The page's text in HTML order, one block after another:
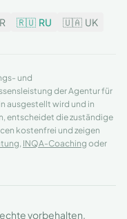
🇷🇺 RU 🇺🇦 UK
und
der Agentur für
ausgestellt wird und in
entscheidet die zuständige
kostenfrei und zeigen
, INQA-Coaching oder
vorbehalten.